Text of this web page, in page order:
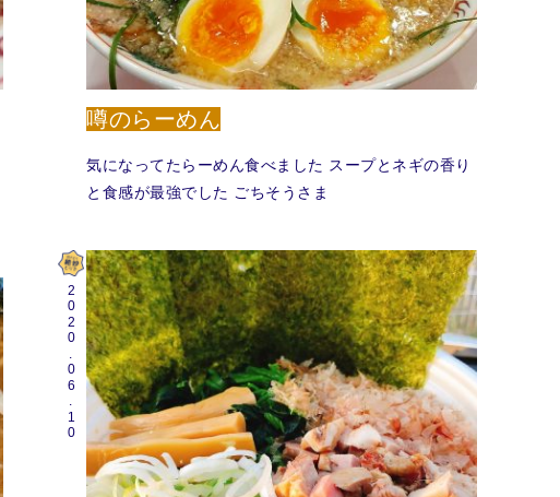
噂のらーめん
気になってたらーめん食べました スープとネギの香り
と食感が最強でした ごちそうさま
2020.06.10